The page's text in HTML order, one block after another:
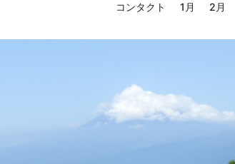
コンタクト 1月 2月